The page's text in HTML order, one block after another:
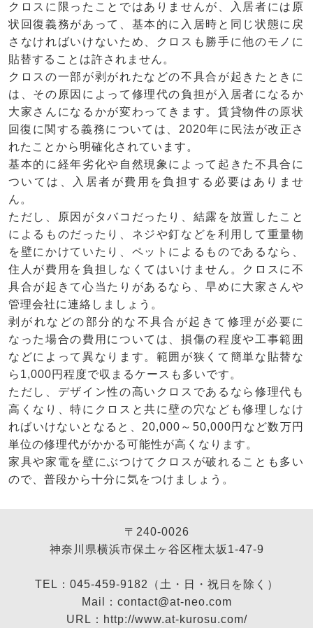
クロスに限ったことではありませんが、入居者には原
状回復義務があって、基本的に入居時と同じ状態に戻
さなければいけないため、クロスも勝手に他のモノに
貼替することは許されません。
クロスの一部が剥がれたなどの不具合が起きたときに
は、その原因によって修理代の負担が入居者になるか
大家さんになるかが変わってきます。賃貸物件の原状
回復に関する義務については、2020年に民法が改正さ
れたことから明確化されています。
基本的に経年劣化や自然現象によって起きた不具合に
ついては、入居者が費用を負担する必要はありませ
ん。
ただし、原因がタバコだったり、結露を放置したこと
によるものだったり、ネジや釘などを利用して重量物
を壁にかけていたり、ペットによるものであるなら、
住人が費用を負担しなくてはいけません。クロスに不
具合が起きて心当たりがあるなら、早めに大家さんや
管理会社に連絡しましょう。
剥がれなどの部分的な不具合が起きて修理が必要に
なった場合の費用については、損傷の程度や工事範囲
などによって異なります。範囲が狭くて簡単な貼替な
ら1,000円程度で収まるケースも多いです。
ただし、デザイン性の高いクロスであるなら修理代も
高くなり、特にクロスと共に壁の穴なども修理しなけ
ればいけないとなると、20,000～50,000円など数万円
単位の修理代がかかる可能性が高くなります。
家具や家電を壁にぶつけてクロスが破れることも多い
ので、普段から十分に気をつけましょう。
〒240-0026
神奈川県横浜市保土ヶ谷区権太坂1-47-9
TEL：045-459-9182（土・日・祝日を除く）
Mail：contact@at-neo.com
URL：http://www.at-kurosu.com/